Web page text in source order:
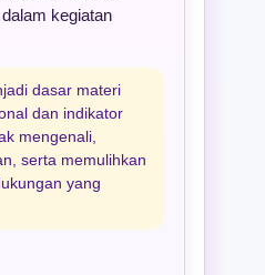
kegiatan
dasar materi
dan indikator
mengenali,
serta memulihkan
yang